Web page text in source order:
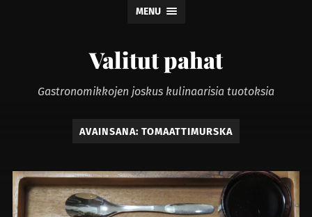
MENU
Valitut pahat
Gastronomikkojen joskus kulinaarisia tuotoksia
AVAINSANA: TOMAATTIMURSKA